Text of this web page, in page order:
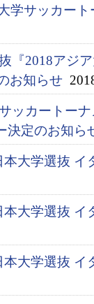
学サッカー
『2018アジ
お知らせ
ッカートー
決定のお知ら
本大学選抜
本大学選抜
本大学選抜